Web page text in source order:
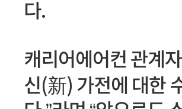
다.
캐리어에어컨 관계
신(新) 가전에 대한